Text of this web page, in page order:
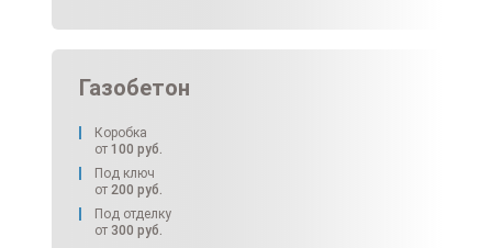
Газобетон
Коробка
от 100 руб.
Под ключ
от 200 руб.
Под отделку
от 300 руб.